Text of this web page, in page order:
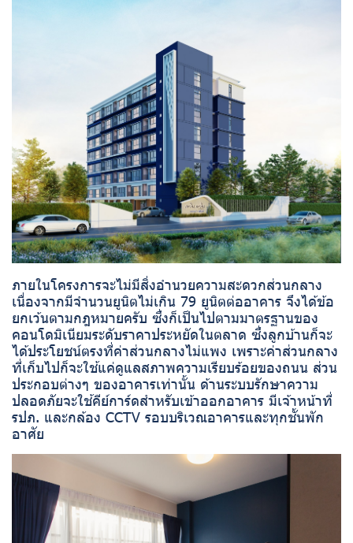
ภายในโครงการจะไม่มีสิ่งอำนวยความสะดวกส่วนกลาง
เนื่องจากมีจำนวนยูนิตไม่เกิน 79 ยูนิตต่ออาคาร จึงได้ข้อ
ยกเว้นตามกฎหมายครับ ซึ่งก็เป็นไปตามมาตรฐานของ
คอนโดมิเนียมระดับราคาประหยัดในตลาด ซึ่งลูกบ้านก็จะ
ได้ประโยชน์ตรงที่ค่าส่วนกลางไม่แพง เพราะค่าส่วนกลาง
ที่เก็บไปก็จะใช้แค่ดูแลสภาพความเรียบร้อยของถนน ส่วน
ประกอบต่างๆ ของอาคารเท่านั้น ด้านระบบรักษาความ
ปลอดภัยจะใช้คีย์การ์ดสำหรับเข้าออกอาคาร มีเจ้าหน้าที่
รปภ. และกล้อง CCTV รอบบริเวณอาคารและทุกชั้นพัก
อาศัย